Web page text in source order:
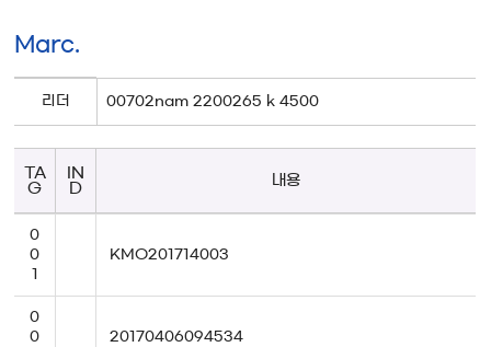
Marc.
리더 00702nam 2200265 k 4500
TA
G
IN
D
내용
0
0
1
KMO201714003
0
0
20170406094534